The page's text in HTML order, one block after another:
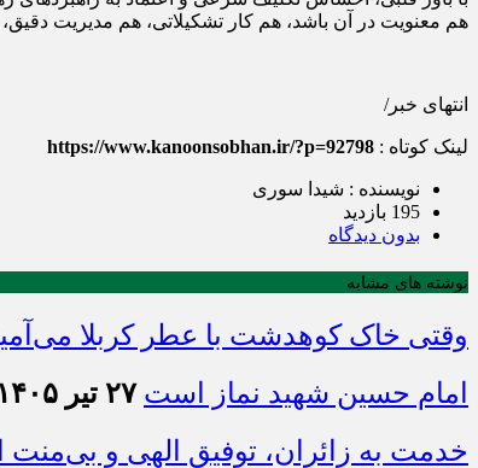
هم معنویت در آن باشد، هم کار تشکیلاتی، هم مدیریت دقیق،
انتهای خبر/
لینک کوتاه : https://www.kanoonsobhan.ir/?p=92798
نویسنده : شیدا سوری
195 بازدید
بدون دیدگاه
نوشته های مشابه
وقتی خاک کوهدشت با عطر کربلا
امام حسین شهید نماز است ۲۷ تیر ۱۴۰۵ - ۲۱:۲۲
خدمت به زائران، توفیق الهی و